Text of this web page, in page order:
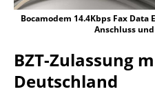
Bocamodem 14.4Kbps Fax
Anschluss
BZT-Zulassung
Deutschland